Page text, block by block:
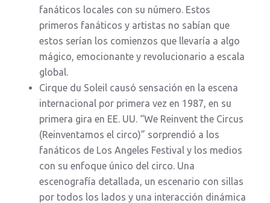
fanáticos locales con su número. Estos
primeros fanáticos y artistas no sabían que
estos serían los comienzos que llevaría a algo
mágico, emocionante y revolucionario a escala
global.
Cirque du Soleil causó sensación en la escena
internacional por primera vez en 1987, en su
primera gira en EE. UU. “We Reinvent the Circus
(Reinventamos el circo)” sorprendió a los
fanáticos de Los Angeles Festival y los medios
con su enfoque único del circo. Una
escenografía detallada, un escenario con sillas
por todos los lados y una interacción dinámica